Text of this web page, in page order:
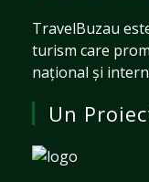
TravelBuzau
turism care
național și
Un